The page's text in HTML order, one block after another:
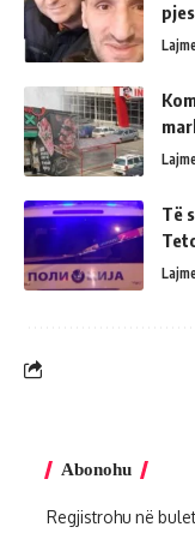
Të
Abonohu
Regjistrohu në